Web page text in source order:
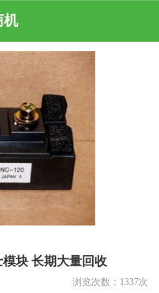
机
块 长期大量回收
浏览次数： 1337次